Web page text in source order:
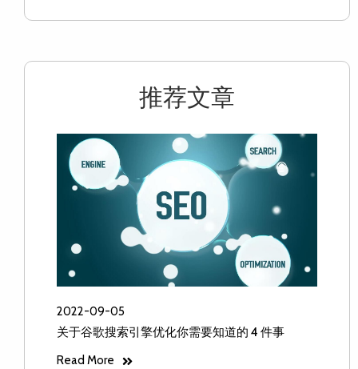
推荐文章
2022-09-05
关于谷歌搜索引擎优化你需要知道的 4 件事
Read More